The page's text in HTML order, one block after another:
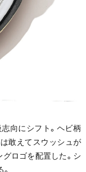
向にシフト。ヘビ柄
敢えてスウッシュが
ロゴを配置した。シ